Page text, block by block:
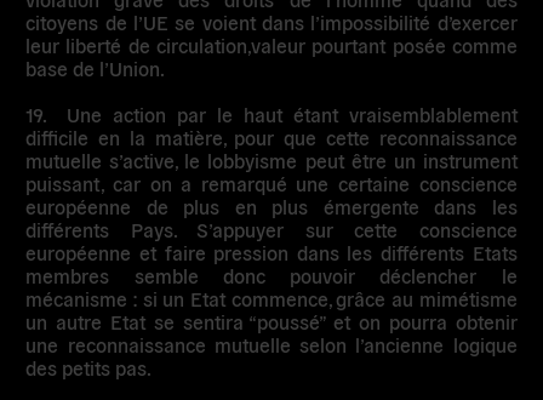
citoyens de l’UE se voient dans l’impossibilité d’exercer
leur liberté de circulation,valeur pourtant posée comme
base de l’Union.
19. Une action par le haut étant vraisemblablement
difficile en la matière, pour que cette reconnaissance
mutuelle s’active, le lobbyisme peut être un instrument
puissant, car on a remarqué une certaine conscience
européenne de plus en plus émergente dans les
différents Pays. S’appuyer sur cette conscience
européenne et faire pression dans les différents Etats
membres semble donc pouvoir déclencher le
mécanisme : si un Etat commence, grâce au mimétisme
un autre Etat se sentira “poussé” et on pourra obtenir
une reconnaissance mutuelle selon l’ancienne logique
des petits pas.